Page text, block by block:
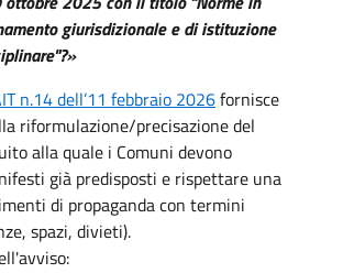
giurisdizionale e di istituzione
n.14 dell’11 febbraio 2026fornisce
riformulazione/precisazione del
alla quale i Comuni devono
già predisposti e rispettare una
di propaganda con termini
spazi, divieti).